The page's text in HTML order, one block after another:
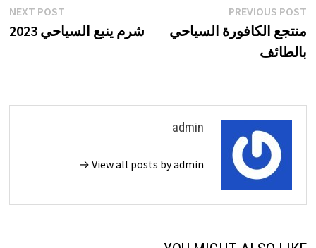
تصفّح
المقالات
PREVIOUS POST
Previous
post:
منتجع الكافورة السياحي
بالطائف
NEXT POST
شرم ينبع السياحي 2023
admin
View all posts by admin →